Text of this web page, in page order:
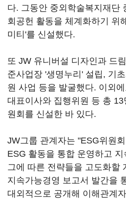
다. 그동안 중외학술복지재단
회공헌 활동을 체계화하기 위
미티'를 신설했다.
또 JW 유니버설 디자인과 드
준사업장 '생명누리' 설립, 기
원 사업 등을 발굴했다. 이외
대표이사와 집행위원 등 총 13
원회를 신설한 바 있다.
JW그룹 관계자는 "ESG위원
ESG 활동을 통합 운영하고
그에 따른 전략들을 고도화할
지속가능경영 보고서 발간을
대외적으로 공개해 이해관계